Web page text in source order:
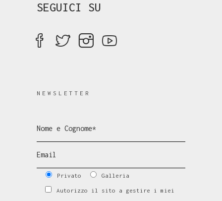
SEGUICI SU
NEWSLETTER
Privato Galleria
Autorizzo il sito a gestire i miei